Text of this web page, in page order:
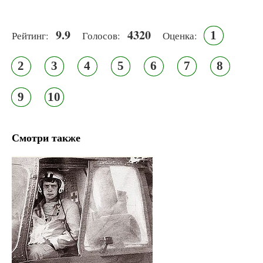
Рейтинг: 9.9 Голосов: 4320 Оценка: 1
2 3 4 5 6 7 8
9 10
Смотри также